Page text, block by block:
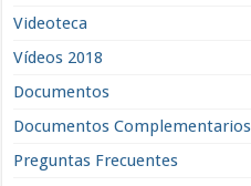
Videoteca
Vídeos 2018
Documentos
Documentos Complementarios
Preguntas Frecuentes